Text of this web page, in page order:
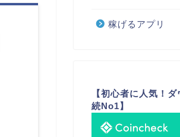
稼げるアプリ
【初心者に人気！
続No1】